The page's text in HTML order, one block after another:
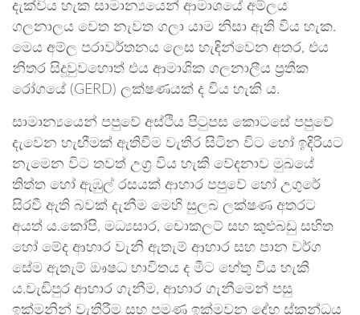
දැක්විය හැක සාමාන්‍යයෙන් ආමාශයේ අම්ලය
ගලනාලය වෙත නැවත ගලා යාම නිසා ඇති විය හැක.
මෙය අම්ල පරාවර්තනය ලෙස හැඳින්වෙන අතර, එය
නිතර සිදුවුවහොත් එය ආමාශික ගලනාලීය ප්‍රතීක
රෝගයේ (GERD) ලක්ෂණයක් ද විය හැකි ය.
සාමාන්‍යයෙන් පපුවේ අස්ථිය පිටුපස කොටසේ පපුවේ
දැවෙන හැඟීමක් ඇතිවීම වැතිර සිටින විට හෝ ඉදිරියට
නැමෙන විට තවත් උග්‍ර විය හැකි වේදනාව මුඛයේ
තිත්ත හෝ ඇඹුල් රසයක් ආහාර පපුවේ හෝ උගුරේ
සිරවී ඇති බවක් දැනීම මෙහි සුලබ ලක්ෂණ අතරට
අයත් ය.කෝපි, මධ්‍යසාර, චොකලට් සහ කුළුබඩු සහිත
හෝ මේද ආහාර වැනි ඇතැම් ආහාර සහ පාන වර්ග
සේම ඇතැම් ඖෂධ භාවිතය ද මීට හේතු විය හැකි
ය.වැඩිපුර ආහාර ගැනීම, ආහාර ගැනීමෙන් පසු
ඉක්මනින් වැතිරීම සහ පමණ ඉක්මවන දේහ ස්කන්ධය